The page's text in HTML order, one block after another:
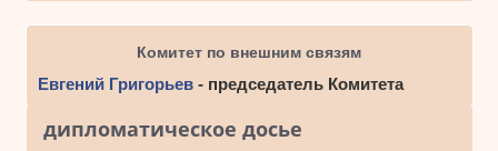
Комитет по внешним связям
Евгений Григорьев- председатель Комитета
дипломатическое досье